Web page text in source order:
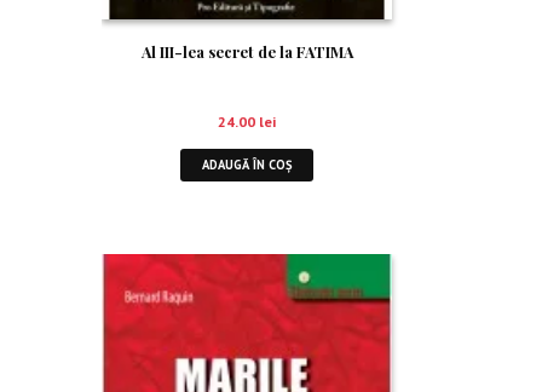
Al III-lea secret de la FATIMA
24.00 lei
ADAUGĂ ÎN COȘ